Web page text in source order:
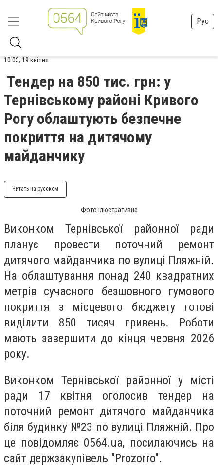
Рус
10:03, 19 квітня
Тендер на 850 тис. грн: у
Тернівському районі Кривого
Рогу облаштують безпечне
покриття на дитячому
майданчику
Читать на русском
Фото ілюстративне
Виконком Тернівської районної ради
планує провести поточний ремонт
дитячого майданчика по вулиці Пляжній.
На облаштування понад 240 квадратних
метрів сучасного безшовного гумового
покриття з місцевого бюджету готові
виділити 850 тисяч гривень. Роботи
мають завершити до кінця червня 2026
року.
Виконком Тернівської районної у місті
ради 17 квітня оголосив тендер на
поточний ремонт дитячого майданчика
біля будинку №23 по вулиці Пляжній. Про
це повідомляє 0564.ua, посилаючись на
сайт держзакупівель "Prozorro".